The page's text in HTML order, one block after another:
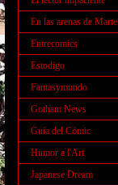
En las arenas de Marte
Entrecomics
Estodigo
Fantasymundo
Gotham News
Guía del Cómic
Humor a l'Art
Japanese Dream